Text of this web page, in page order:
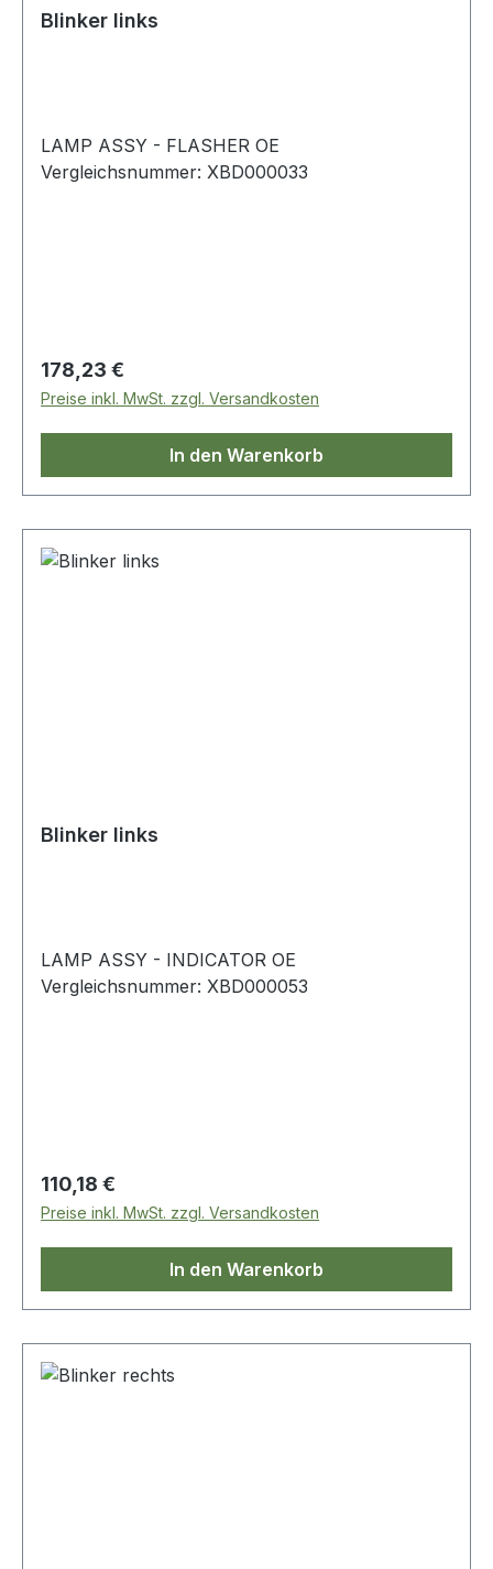
Blinker links
LAMP ASSY - FLASHER OE
Vergleichsnummer: XBD000033
Regulärer Preis:
178,23 €
Preise inkl. MwSt. zzgl. Versandkosten
In den Warenkorb
Blinker links
LAMP ASSY - INDICATOR OE
Vergleichsnummer: XBD000053
Regulärer Preis:
110,18 €
Preise inkl. MwSt. zzgl. Versandkosten
In den Warenkorb